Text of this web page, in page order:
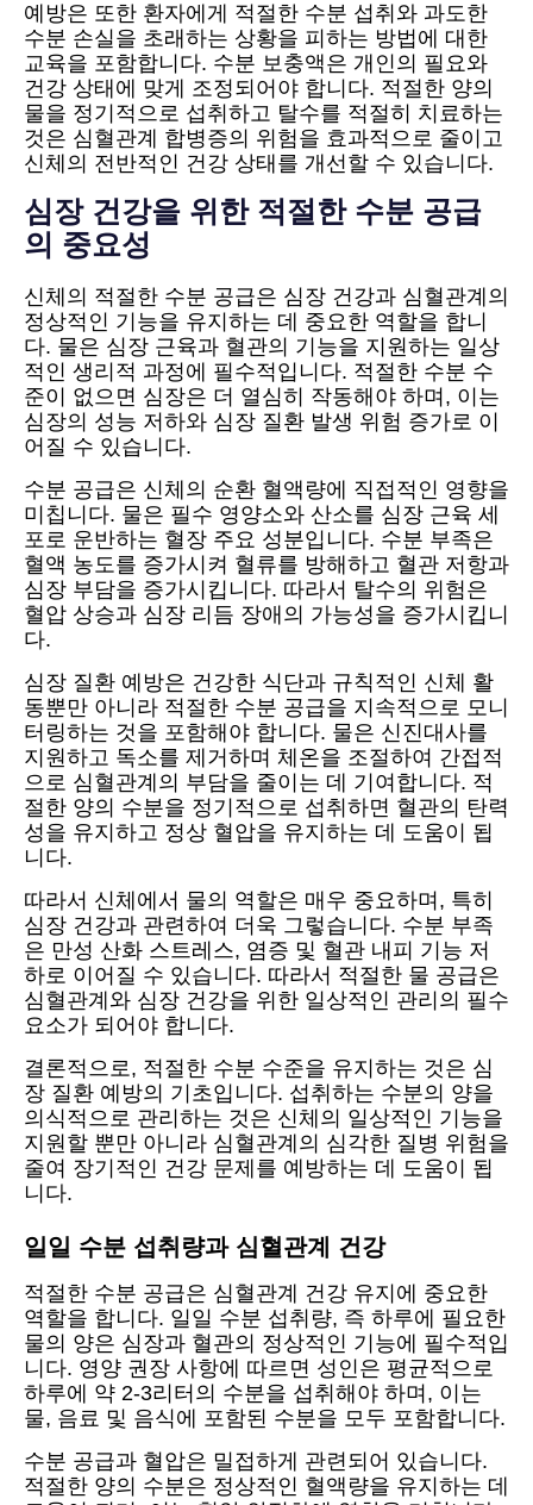
예방은 또한 환자에게 적절한 수분 섭취와 과도한
수분 손실을 초래하는 상황을 피하는 방법에 대한
교육을 포함합니다. 수분 보충액은 개인의 필요와
건강 상태에 맞게 조정되어야 합니다. 적절한 양의
물을 정기적으로 섭취하고 탈수를 적절히 치료하는
것은 심혈관계 합병증의 위험을 효과적으로 줄이고
신체의 전반적인 건강 상태를 개선할 수 있습니다.
심장 건강을 위한 적절한 수분 공급
의 중요성
신체의 적절한 수분 공급은 심장 건강과 심혈관계의
정상적인 기능을 유지하는 데 중요한 역할을 합니
다. 물은 심장 근육과 혈관의 기능을 지원하는 일상
적인 생리적 과정에 필수적입니다. 적절한 수분 수
준이 없으면 심장은 더 열심히 작동해야 하며, 이는
심장의 성능 저하와 심장 질환 발생 위험 증가로 이
어질 수 있습니다.
수분 공급은 신체의 순환 혈액량에 직접적인 영향을
미칩니다. 물은 필수 영양소와 산소를 심장 근육 세
포로 운반하는 혈장 주요 성분입니다. 수분 부족은
혈액 농도를 증가시켜 혈류를 방해하고 혈관 저항과
심장 부담을 증가시킵니다. 따라서 탈수의 위험은
혈압 상승과 심장 리듬 장애의 가능성을 증가시킵니
다.
심장 질환 예방은 건강한 식단과 규칙적인 신체 활
동뿐만 아니라 적절한 수분 공급을 지속적으로 모니
터링하는 것을 포함해야 합니다. 물은 신진대사를
지원하고 독소를 제거하며 체온을 조절하여 간접적
으로 심혈관계의 부담을 줄이는 데 기여합니다. 적
절한 양의 수분을 정기적으로 섭취하면 혈관의 탄력
성을 유지하고 정상 혈압을 유지하는 데 도움이 됩
니다.
따라서 신체에서 물의 역할은 매우 중요하며, 특히
심장 건강과 관련하여 더욱 그렇습니다. 수분 부족
은 만성 산화 스트레스, 염증 및 혈관 내피 기능 저
하로 이어질 수 있습니다. 따라서 적절한 물 공급은
심혈관계와 심장 건강을 위한 일상적인 관리의 필수
요소가 되어야 합니다.
결론적으로, 적절한 수분 수준을 유지하는 것은 심
장 질환 예방의 기초입니다. 섭취하는 수분의 양을
의식적으로 관리하는 것은 신체의 일상적인 기능을
지원할 뿐만 아니라 심혈관계의 심각한 질병 위험을
줄여 장기적인 건강 문제를 예방하는 데 도움이 됩
니다.
일일 수분 섭취량과 심혈관계 건강
적절한 수분 공급은 심혈관계 건강 유지에 중요한
역할을 합니다. 일일 수분 섭취량, 즉 하루에 필요한
물의 양은 심장과 혈관의 정상적인 기능에 필수적입
니다. 영양 권장 사항에 따르면 성인은 평균적으로
하루에 약 2-3리터의 수분을 섭취해야 하며, 이는
물, 음료 및 음식에 포함된 수분을 모두 포함합니다.
수분 공급과 혈압은 밀접하게 관련되어 있습니다.
적절한 양의 수분은 정상적인 혈액량을 유지하는 데